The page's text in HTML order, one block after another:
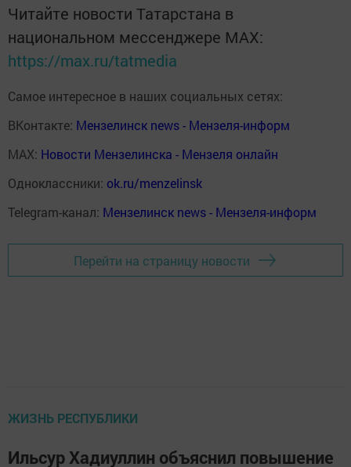
Читайте новости Татарстана в
национальном мессенджере MАХ:
https://max.ru/tatmedia
Самое интересное в наших социальных сетях:
ВКонтакте: Мензелинск news - Мензеля-информ
MAX: Новости Мензелинска - Мензеля онлайн
Одноклассники: ok.ru/menzelinsk
Telegram-канал: Мензелинск news - Мензеля-информ
Перейти на страницу новости
ЖИЗНЬ РЕСПУБЛИКИ
Ильсур Хадиуллин объяснил повышение